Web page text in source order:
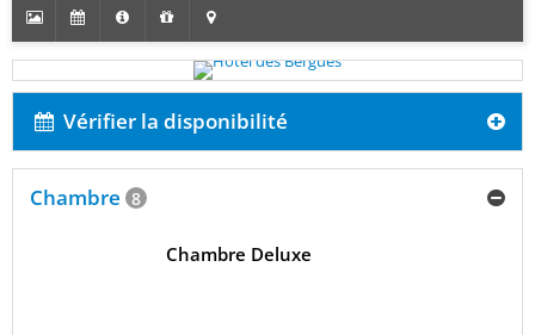
Vérifier la disponibilité
Chambre 8
Chambre Deluxe